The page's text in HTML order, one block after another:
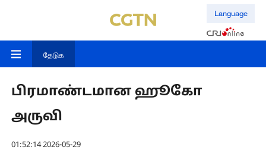
Language
தேடுக
பிரமாண்டமான ஹூகோ
அருவி
01:52:14 2026-05-29